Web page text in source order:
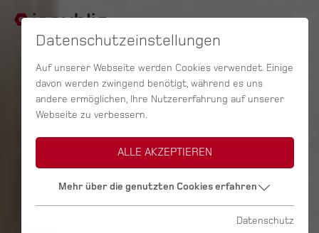
Datenschutzeinstellungen
Auf unserer Webseite werden Cookies verwendet. Einige
davon werden zwingend benötigt, während es uns
andere ermöglichen, Ihre Nutzererfahrung auf unserer
Webseite zu verbessern.
ALLE AKZEPTIEREN
Mehr über die genutzten Cookies erfahren
Datenschutz